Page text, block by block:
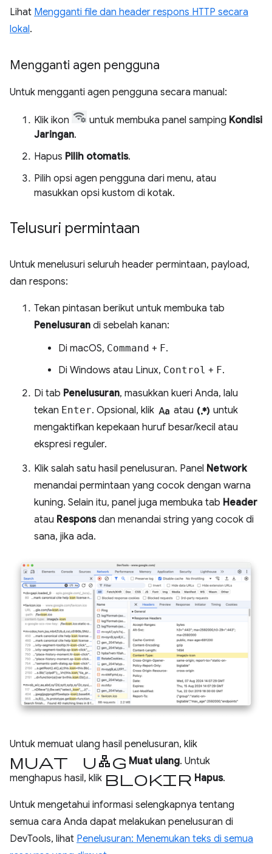
Lihat Mengganti file dan header respons HTTP secara
lokal.
Mengganti agen pengguna
Untuk mengganti agen pengguna secara manual:
Klik ikon untuk membuka panel samping Kondisi
Jaringan.
Hapus Pilih otomatis.
Pilih opsi agen pengguna dari menu, atau
masukkan opsi kustom di kotak.
Telusuri permintaan
Untuk menelusuri seluruh header permintaan, payload,
dan respons:
Tekan pintasan berikut untuk membuka tab
Penelusuran di sebelah kanan:
Di macOS, Command + F.
Di Windows atau Linux, Control + F.
Di tab Penelusuran, masukkan kueri Anda, lalu
tekan Enter. Opsional, klik match_case atau regular_expression untuk
mengaktifkan kepekaan huruf besar/kecil atau
ekspresi reguler.
Klik salah satu hasil penelusuran. Panel Network
menandai permintaan yang cocok dengan warna
kuning. Selain itu, panel juga membuka tab Header
atau Responsdan menandai string yang cocok di
sana, jika ada.
Untuk memuat ulang hasil penelusuran, klik
muat ulang Muat ulang. Untuk
menghapus hasil, klik blokir Hapus.
Untuk mengetahui informasi selengkapnya tentang
semua cara Anda dapat melakukan penelusuran di
DevTools, lihat Penelusuran: Menemukan teks di semua